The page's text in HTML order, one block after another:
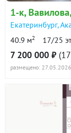
вы найдете
комфортной
ID объекта в
1-к,
Екатеринбург,
40.9 м2 17/25
7 200 000 ₽
размещено: 27.05.2026